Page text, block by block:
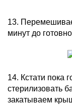
13.
минут до
14. Кстати пока
стерилизовать
закатываем